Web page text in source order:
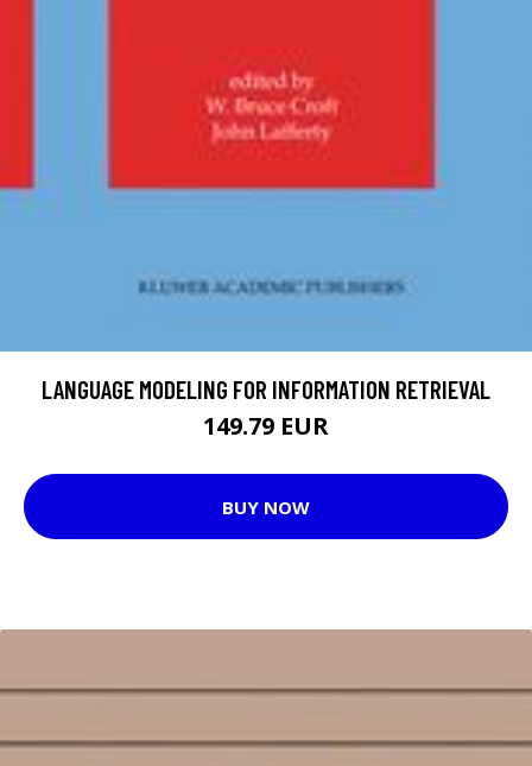
LANGUAGE MODELING FOR INFORMATION RETRIEVAL
149.79 EUR
BUY NOW